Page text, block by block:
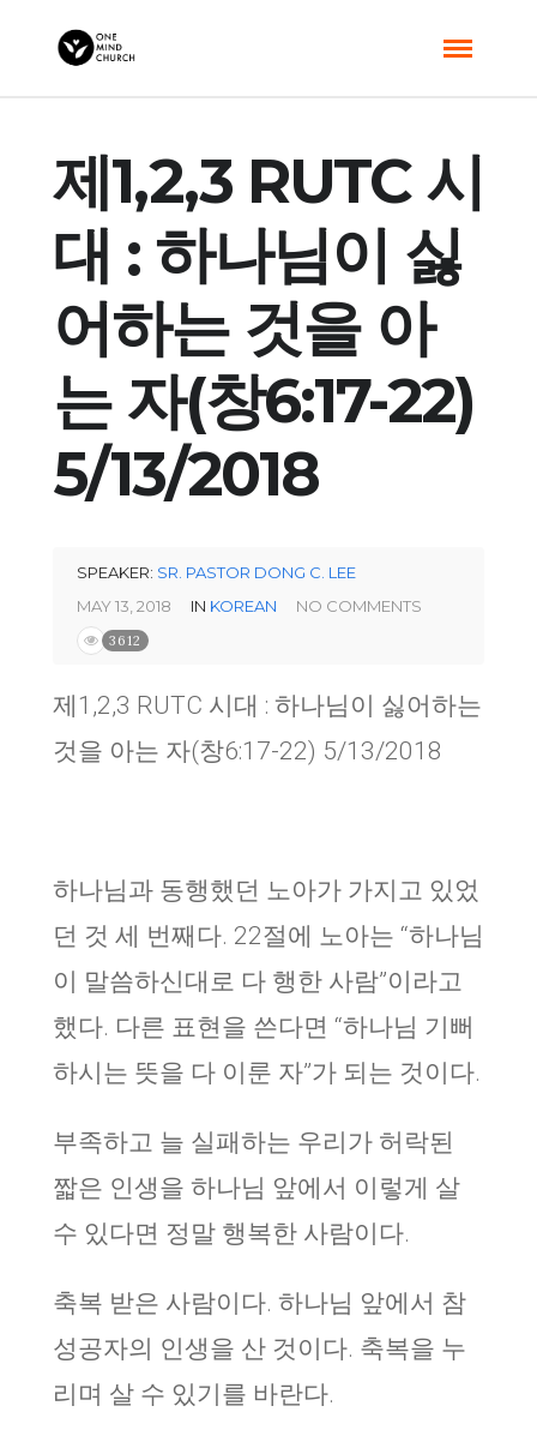
제1,2,3 RUTC 시
대 : 하나님이 싫
어하는 것을 아
는 자(창6:17-22)
5/13/2018
SPEAKER: SR. PASTOR DONG C. LEE
MAY 13, 2018
IN KOREAN NO COMMENTS
3612
제1,2,3 RUTC 시대 : 하나님이 싫어하는
것을 아는 자(창6:17-22) 5/13/2018
하나님과 동행했던 노아가 가지고 있었
던 것 세 번째다. 22절에 노아는 “하나님
이 말씀하신대로 다 행한 사람”이라고
했다. 다른 표현을 쓴다면 “하나님 기뻐
하시는 뜻을 다 이룬 자”가 되는 것이다.
부족하고 늘 실패하는 우리가 허락된
짧은 인생을 하나님 앞에서 이렇게 살
수 있다면 정말 행복한 사람이다.
축복 받은 사람이다. 하나님 앞에서 참
성공자의 인생을 산 것이다. 축복을 누
리며 살 수 있기를 바란다.